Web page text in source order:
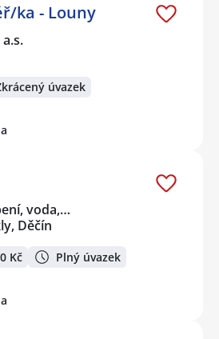
ka - Louny
úvazek
voda,…
Děčín
Kč Plný úvazek